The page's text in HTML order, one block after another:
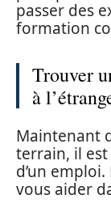
passer des
formation
Trouver
à
Maintenant
terrain, il est
d’un
vous aider